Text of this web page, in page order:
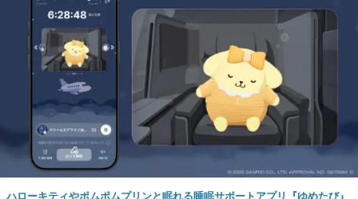
ハローキティやポムポムプリンと眠れる睡眠サポートアプリ『ゆめたび』